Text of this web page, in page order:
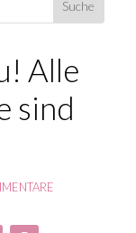
Alle
sind